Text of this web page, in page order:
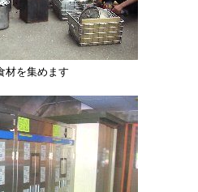
材を集めます